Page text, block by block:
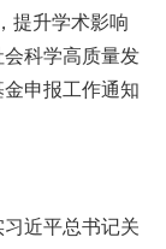
提升学术影响
科学高质量发
申报工作通知
近平总书记关